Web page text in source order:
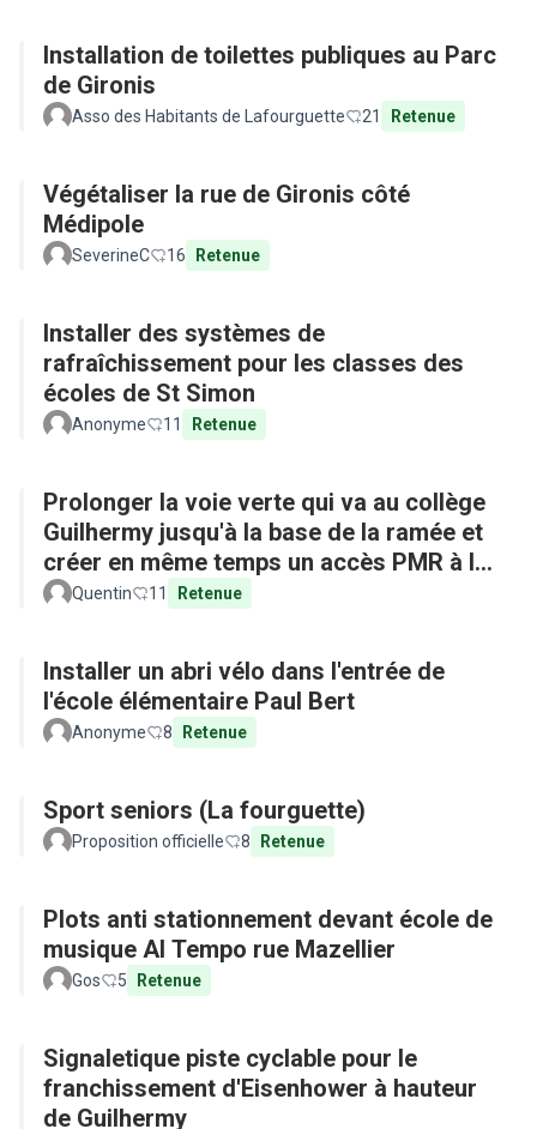
Installation de toilettes publiques au Parc
de Gironis
Asso des Habitants de Lafourguette 21 Retenue
Végétaliser la rue de Gironis côté
Médipole
SeverineC 16 Retenue
Installer des systèmes de
rafraîchissement pour les classes des
écoles de St Simon
Anonyme 11 Retenue
Prolonger la voie verte qui va au collège
Guilhermy jusqu'à la base de la ramée et
créer en même temps un accès PMR à la
base depuis l'arrêt de bus
Quentin 11 Retenue
Installer un abri vélo dans l'entrée de
l'école élémentaire Paul Bert
Anonyme 8 Retenue
Sport seniors (La fourguette)
Proposition officielle 8 Retenue
Plots anti stationnement devant école de
musique Al Tempo rue Mazellier
Gos 5 Retenue
Signaletique piste cyclable pour le
franchissement d'Eisenhower à hauteur
de Guilhermy